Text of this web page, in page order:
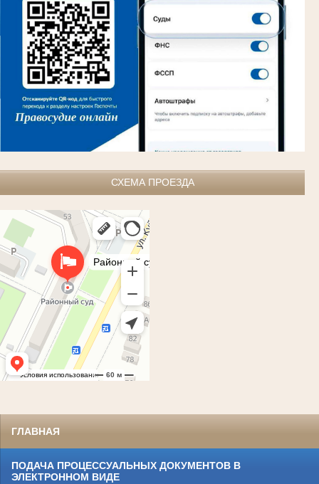
СХЕМА ПРОЕЗДА
ГЛАВНАЯ
ПОДАЧА ПРОЦЕССУАЛЬНЫХ ДОКУМЕНТОВ В
ЭЛЕКТРОННОМ ВИДЕ